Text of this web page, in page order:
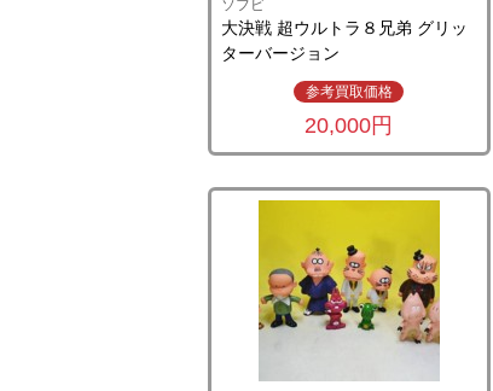
ソフビ
大決戦 超ウルトラ８兄弟 グリッ
ターバージョン
参考買取価格
20,000円